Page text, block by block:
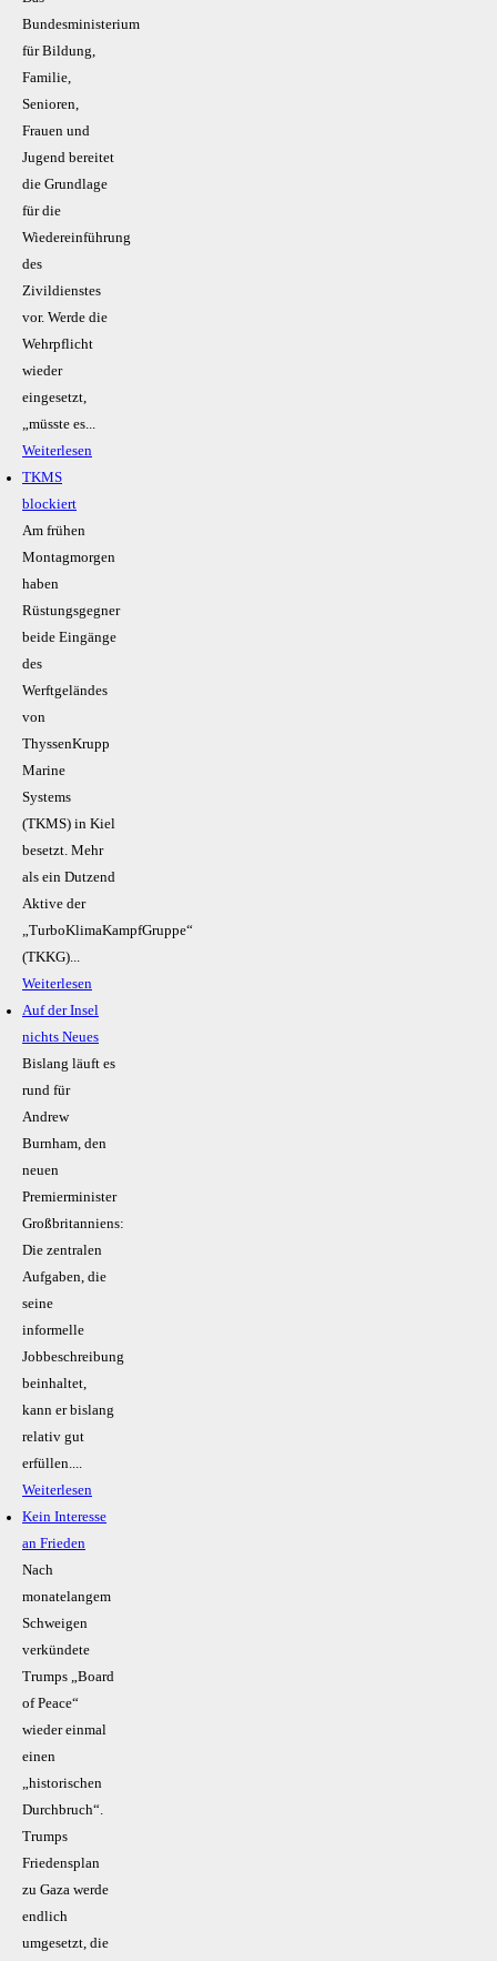
Bundesministerium
für Bildung,
Familie,
Senioren,
Frauen und
Jugend bereitet
die Grundlage
für die
Wiedereinführung
des
Zivildienstes
vor. Werde die
Wehrpflicht
wieder
eingesetzt,
„müsste es...
Weiterlesen
TKMS
blockiert
Am frühen
Montagmorgen
haben
Rüstungsgegner
beide Eingänge
des
Werftgeländes
von
ThyssenKrupp
Marine
Systems
(TKMS) in Kiel
besetzt. Mehr
als ein Dutzend
Aktive der
„TurboKlimaKampfGruppe“
(TKKG)...
Weiterlesen
Auf der Insel
nichts Neues
Bislang läuft es
rund für
Andrew
Burnham, den
neuen
Premierminister
Großbritanniens:
Die zentralen
Aufgaben, die
seine
informelle
Jobbeschreibung
beinhaltet,
kann er bislang
relativ gut
erfüllen....
Weiterlesen
Kein Inte­resse
an Frieden
Nach
monatelangem
Schweigen
verkündete
Trumps „Board
of Peace“
wieder einmal
einen
„historischen
Durchbruch“.
Trumps
Friedensplan
zu Gaza werde
endlich
umgesetzt, die